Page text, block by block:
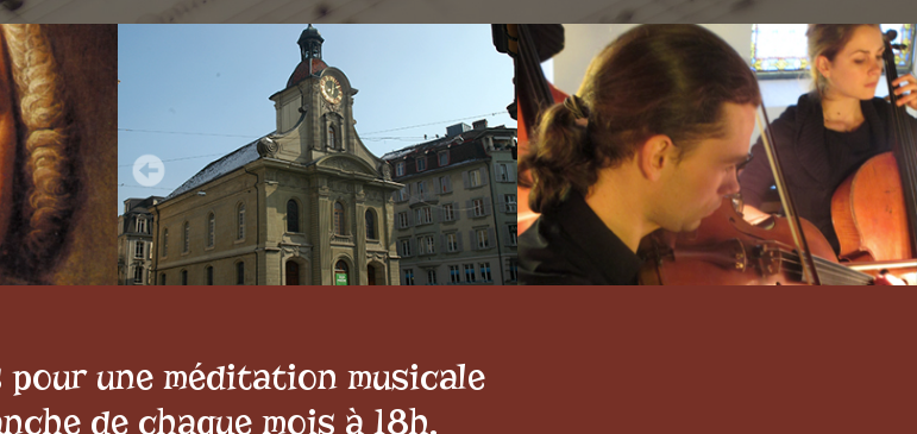
une méditation musicale
de chaque mois à 18h.